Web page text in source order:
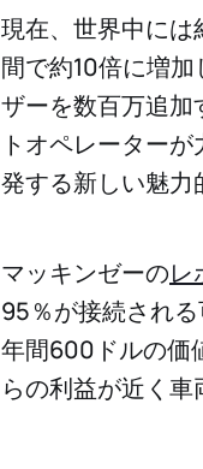
現在、世界中には
間で約10倍に増加
ザーを数百万追
トオペレーター
発する新しい魅力
マッキンゼーのレ
95％が接続され
年間600ドルの価
らの利益が近く車